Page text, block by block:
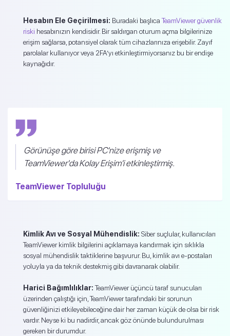
Hesabın Ele Geçirilmesi: Buradaki başlıcaTeamViewer güvenlik
riski hesabınızın kendisidir. Bir saldırgan oturum açma bilgilerinize
erişim sağlarsa, potansiyel olarak tüm cihazlarınıza erişebilir. Zayıf
parolalar kullanıyor veya 2FA’yı etkinleştirmiyorsanız bu bir endişe
kaynağıdır.
Görünüşe göre birisi PC'nize erişmiş ve
TeamViewer'da Kolay Erişim'i etkinleştirmiş.
TeamViewer Topluluğu
Kimlik Avı ve Sosyal Mühendislik: Siber suçlular, kullanıcıları
TeamViewer kimlik bilgilerini açıklamaya kandırmak için sıklıkla
sosyal mühendislik taktiklerine başvurur. Bu, kimlik avı e-postaları
yoluyla ya da teknik destekmiş gibi davranarak olabilir.
Harici Bağımlılıklar:TeamViewer üçüncü taraf sunucuları
üzerinden çalıştığı için, TeamViewer tarafındaki bir sorunun
güvenliğinizi etkileyebileceğine dair her zaman küçük de olsa bir risk
vardır. Neyse ki bu nadirdir, ancak göz önünde bulundurulması
gereken bir durumdur.